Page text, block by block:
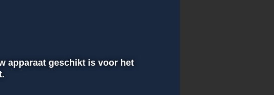
apparaat geschikt is voor het